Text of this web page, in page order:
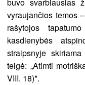
buvo svarbiausias
vyraujančios temos
rašytojos
kasdienybės
straipsnyje
teigė: „Atimti
VIII. 18)*.